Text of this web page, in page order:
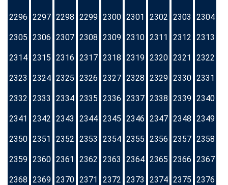
2296 2297 2298 2299 2300 2301 2302 2303 2304
2305 2306 2307 2308 2309 2310 2311 2312 2313
2314 2315 2316 2317 2318 2319 2320 2321 2322
2323 2324 2325 2326 2327 2328 2329 2330 2331
2332 2333 2334 2335 2336 2337 2338 2339 2340
2341 2342 2343 2344 2345 2346 2347 2348 2349
2350 2351 2352 2353 2354 2355 2356 2357 2358
2359 2360 2361 2362 2363 2364 2365 2366 2367
2368 2369 2370 2371 2372 2373 2374 2375 2376